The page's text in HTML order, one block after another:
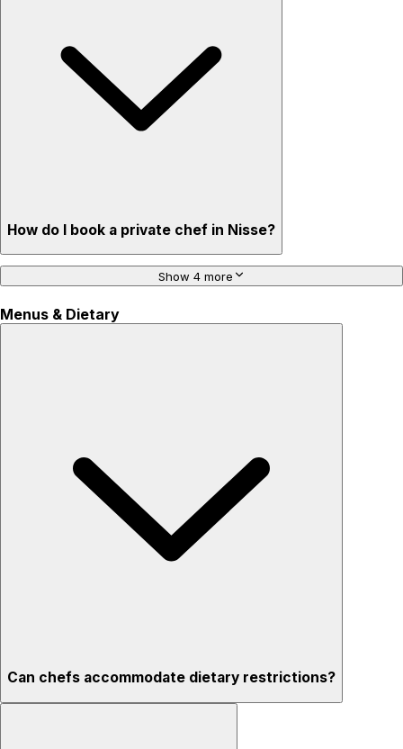
How do I book a private chef in Nisse?
Show 4 more
Menus & Dietary
Can chefs accommodate dietary restrictions?